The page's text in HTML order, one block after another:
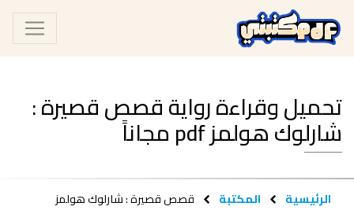
تحميل وقراءة رواية قصص قصيرة :
شارلوك هولمز pdf مجاناً
الرئيسية المكتبة قصص قصيرة : شارلوك هولمز